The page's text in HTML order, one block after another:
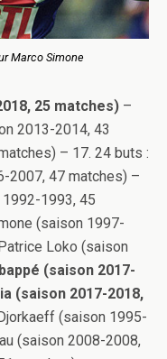
Marco Simone
25 matches) –
2013-2014, 43
– 17. 24 buts :
2007, 47 matches) –
1993, 45
(saison 1997-
Loko (saison
(saison 2017-
(saison 2017-2018,
(saison 1995-
(saison 2008-2008,